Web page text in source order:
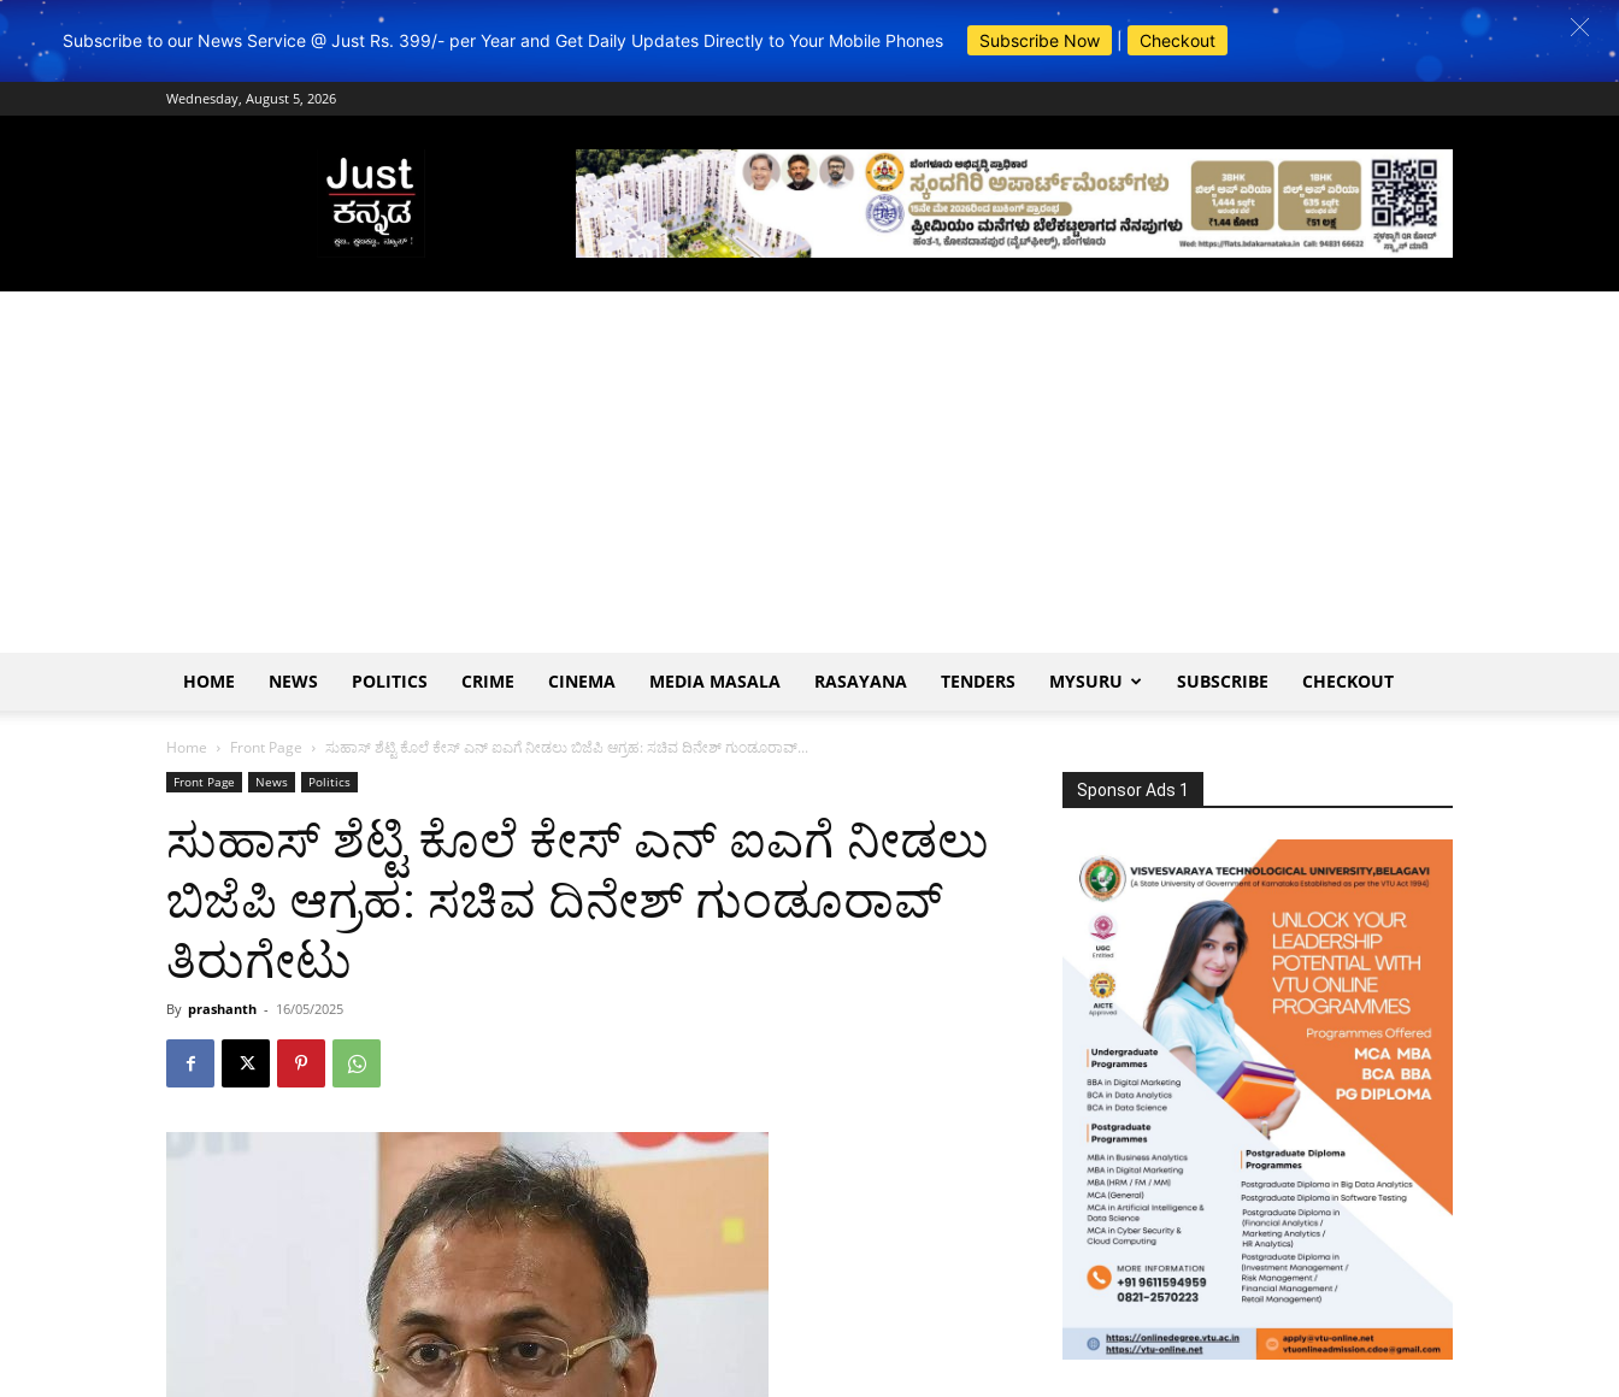
Subscribe to our News Service @ Just Rs. 399/- per Year and Get Daily Updates Directly to Your Mobile Phones Subscribe Now Checkout
Wednesday, August 5, 2026
Just
Kannada
–
Online
News
ಕನ್ನಡ
BDA Apartments
HOME NEWS POLITICS CRIME CINEMA MEDIA MASALA RASAYANA TENDERS MYSURU SUBSCRIBE CHECKOUT
Home Front Page ಸುಹಾಸ್ ಶೆಟ್ಟಿ ಕೊಲೆ ಕೇಸ್ ಎನ್ ಐಎಗೆ ನೀಡಲು ಬಿಜೆಪಿ ಆಗ್ರಹ: ಸಚಿವ ದಿನೇಶ್ ಗುಂಡೂರಾವ್...
Front Page News Politics
ಸುಹಾಸ್ ಶೆಟ್ಟಿ ಕೊಲೆ ಕೇಸ್ ಎನ್ ಐಎಗೆ ನೀಡಲು
ಬಿಜೆಪಿ ಆಗ್ರಹ: ಸಚಿವ ದಿನೇಶ್ ಗುಂಡೂರಾವ್
ತಿರುಗೇಟು
By prashanth - 16/05/2025
Sponsor Ads 1